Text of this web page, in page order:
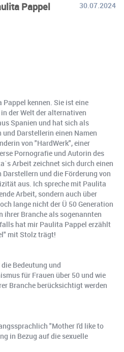
Pappel
30.07.2024
kennen. Sie ist eine
der Welt der alternativen
Spanien und hat sich als
Darstellerin einen Namen
von "HardWerk", einer
Pornografie und Autorin des
Arbeit zeichnet sich durch einen
und die Förderung von
aus. Ich spreche mit Paulita
Arbeit, sondern auch über
lange nicht der Ü 50 Generation
Branche als sogenannten
hat mir Paulita Pappel erzählt
mit Stolz trägt!
Bedeutung und
für Frauen über 50 und wie
Branche berücksichtigt werden
"Mother I'd like to
in Bezug auf die sexuelle